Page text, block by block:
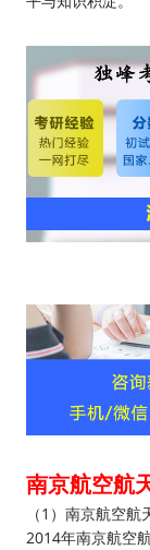
南京航空航
（1）南京航空
2014年南京航空